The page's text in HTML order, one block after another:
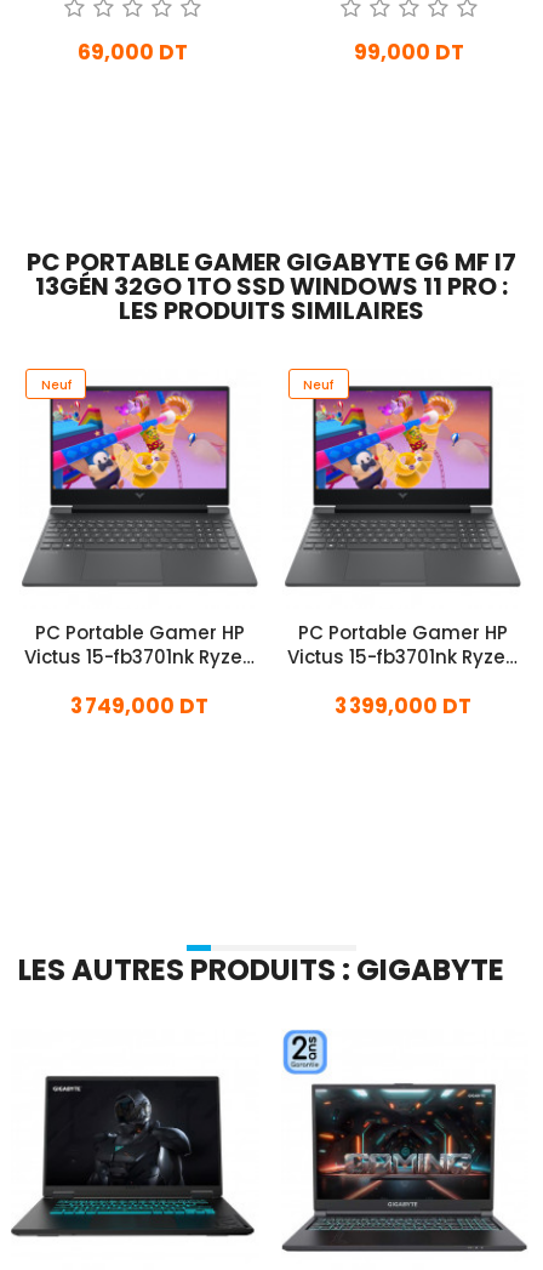
69,000 DT 99,000 DT
PC PORTABLE GAMER GIGABYTE G6 MF I7
13GÉN 32GO 1TO SSD WINDOWS 11 PRO :
LES PRODUITS SIMILAIRES
Neuf
PC Portable Gamer HP
Victus 15-fb3701nk Ryzen
Windows 11
3 749,000 DT
Neuf
PC Portable Gamer HP
Victus 15-fb3701nk Ryzen
Windows 11
3 399,000 DT
LES AUTRES PRODUITS : GIGABYTE